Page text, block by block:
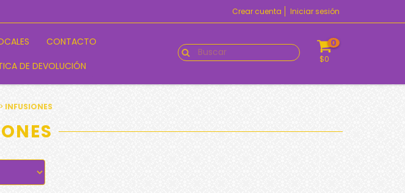
Crear cuenta Iniciar sesión
CONTACTO
DE DEVOLUCIÓN
0
$0
> INFUSIONES